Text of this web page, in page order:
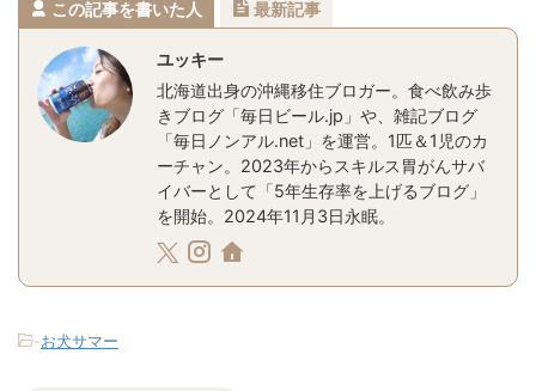
この記事を書いた人 最新記事
ユッキー
北海道出身の沖縄移住ブロガー。食べ飲み歩
きブログ「毎日ビール.jp」や、雑記ブログ
「毎日ノンアル.net」を運営。1匹＆1児のカ
ーチャン。2023年からスキルス胃がんサバ
イバーとして「5年生存率を上げるブログ」
を開始。2024年11月3日永眠。
-お犬サマー